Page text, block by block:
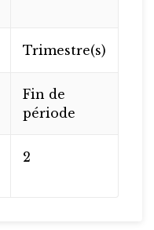
Trimestre(s)
Fin de
période
2